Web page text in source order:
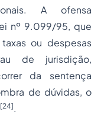
A ofensa
nº 9.099/95, que
ou despesas
de jurisdição,
da sentença
de dúvidas, o
[24].